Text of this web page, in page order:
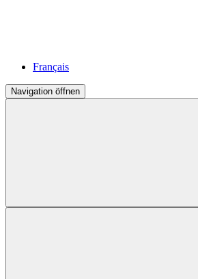
Français
Navigation öffnen